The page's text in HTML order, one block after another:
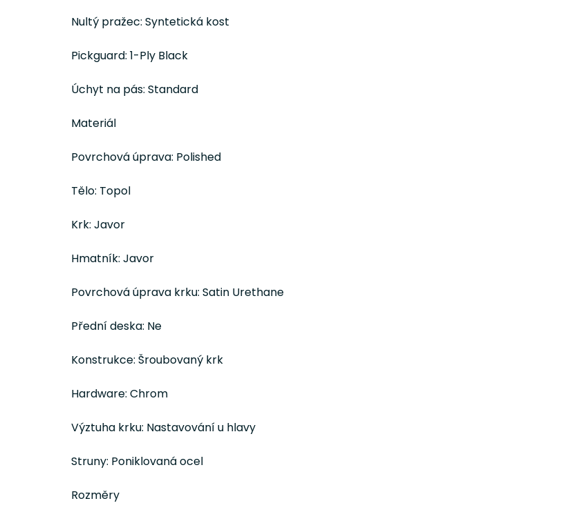
Nultý pražec: Syntetická kost
Pickguard: 1-Ply Black
Úchyt na pás: Standard
Materiál
Povrchová úprava: Polished
Tělo: Topol
Krk: Javor
Hmatník: Javor
Povrchová úprava krku: Satin Urethane
Přední deska: Ne
Konstrukce: Šroubovaný krk
Hardware: Chrom
Výztuha krku: Nastavování u hlavy
Struny: Poniklovaná ocel
Rozměry